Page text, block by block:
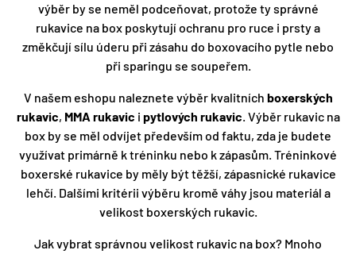
výběr by se neměl podceňovat, protože ty správné
rukavice na box poskytují ochranu pro ruce i prsty a
změkčují sílu úderu při zásahu do boxovacího pytle nebo
při sparingu se soupeřem.
V našem eshopu naleznete výběr kvalitních boxerských
rukavic, MMA rukavic i pytlových rukavic. Výběr rukavic na
box by se měl odvíjet především od faktu, zda je budete
využívat primárně k tréninku nebo k zápasům. Tréninkové
boxerské rukavice by měly být těžší, zápasnické rukavice
lehčí. Dalšími kritérii výběru kromě váhy jsou materiál a
velikost boxerských rukavic.
Jak vybrat správnou velikost rukavic na box? Mnoho